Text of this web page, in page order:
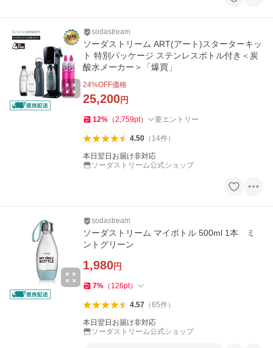
sodastream
ソーダストリーム ART(アート)スターターキッ
ト 特別パッケージ ステンレスボトル付き＜炭
酸水メーカー＞「爆買」
24%OFF価格
25,200円
12% （2,759pt） 要エントリー
4.50（ 14件）
本日翌日お届け非対応
ソーダストリーム公式ショップ
sodastream
ソーダストリーム マイボトル 500ml 1本 ミ
ントグリーン
1,980円
7% （ 126pt）
4.57（65件）
本日翌日お届け非対応
ソーダストリーム公式ショップ